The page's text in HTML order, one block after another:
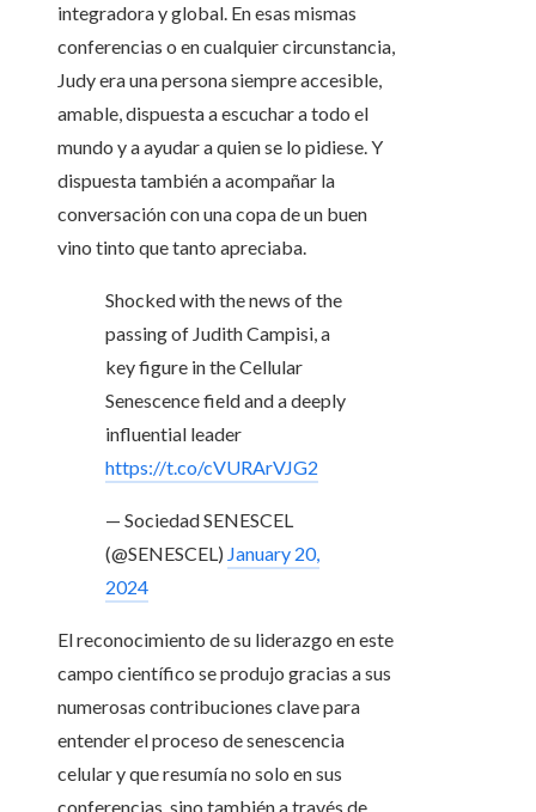
integradora y global. En esas mismas
conferencias o en cualquier circunstancia,
Judy era una persona siempre accesible,
amable, dispuesta a escuchar a todo el
mundo y a ayudar a quien se lo pidiese. Y
dispuesta también a acompañar la
conversación con una copa de un buen
vino tinto que tanto apreciaba.
Shocked with the news of the
passing of Judith Campisi, a
key figure in the Cellular
Senescence field and a deeply
influential leader
https://t.co/cVURArVJG2
— Sociedad SENESCEL
(@SENESCEL) January 20,
2024
El reconocimiento de su liderazgo en este
campo científico se produjo gracias a sus
numerosas contribuciones clave para
entender el proceso de senescencia
celular y que resumía no solo en sus
conferencias, sino también a través de